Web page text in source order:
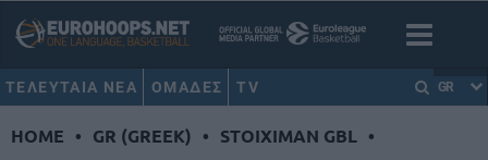
ΤΕΛΕΥΤΑΙΑ ΝΕΑ ΟΜΑΔΕΣ TV GR
HOME • GR (GREEK) • STOIXIMAN GBL •